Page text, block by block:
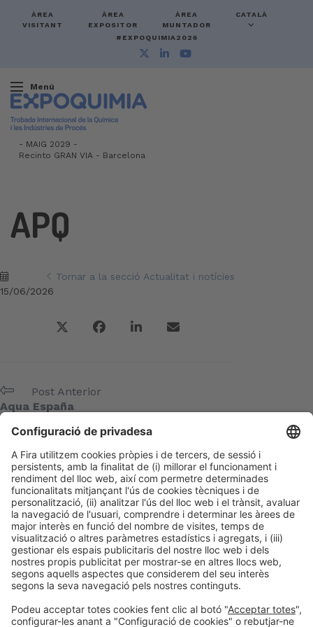
ÀREA
VISITANT
ÀREA
EXPOSITOR
ÀREA
MUNTADOR
CATALÀ
#EXPOQUIMIA2026
Menú
- MAIG 2029 -
Recinto GRAN VIA - Barcelona
APQ
Tornar a la secció Actualitat i notícies
15/06/2026
Post Anterior
Aqua España
Següent Post
IECA
Meta
Entra
Canal de les entrades
Canal dels comentaris
WordPress.org (en anglès)